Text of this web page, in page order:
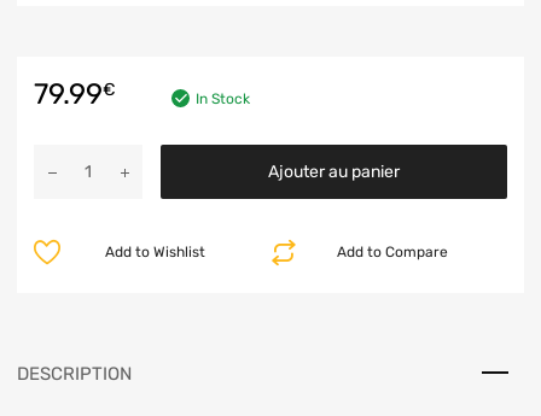
79.99€ In Stock
Ajouter au panier
Add to Compare
Add to Wishlist
DESCRIPTION